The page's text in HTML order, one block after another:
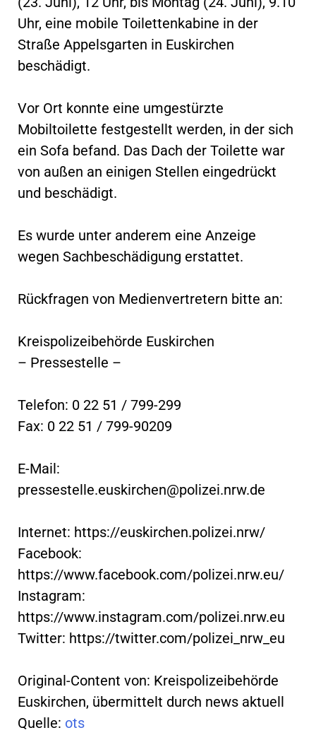
Uhr, eine mobile Toilettenkabine in der
Straße Appelsgarten in Euskirchen
beschädigt.
Vor Ort konnte eine umgestürzte
Mobiltoilette festgestellt werden, in der sich
ein Sofa befand. Das Dach der Toilette war
von außen an einigen Stellen eingedrückt
und beschädigt.
Es wurde unter anderem eine Anzeige
wegen Sachbeschädigung erstattet.
Rückfragen von Medienvertretern bitte an:
Kreispolizeibehörde Euskirchen
– Pressestelle –
Telefon: 0 22 51 / 799-299
Fax: 0 22 51 / 799-90209
E-Mail:
pressestelle.euskirchen@polizei.nrw.de
Internet: https://euskirchen.polizei.nrw/
Facebook:
https://www.facebook.com/polizei.nrw.eu/
Instagram:
https://www.instagram.com/polizei.nrw.eu
Twitter: https://twitter.com/polizei_nrw_eu
Original-Content von: Kreispolizeibehörde
Euskirchen, übermittelt durch news aktuell
Quelle: ots